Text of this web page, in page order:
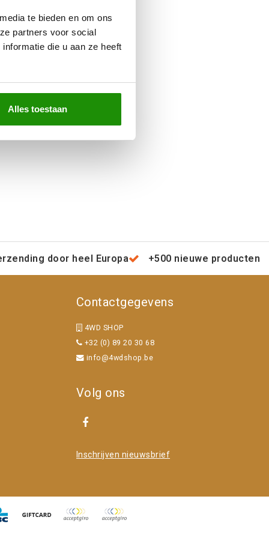
te bieden en om ons
partners voor social
die u aan ze heeft
Alles toestaan
door heel Europa +500 nieuwe producten
Contactgegevens
4WD SHOP
+32 (0) 89 20 30 68
info@4wdshop.be
Volg ons
Inschrijven nieuwsbrief